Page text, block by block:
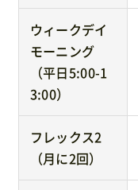
ウィークデイ
モーニング
（平日5:00-1
3:00）
フレックス2
（月に2回）